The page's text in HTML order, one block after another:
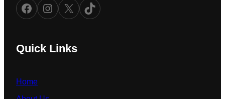
Facebook Instagram X TikTok
Quick Links
Home